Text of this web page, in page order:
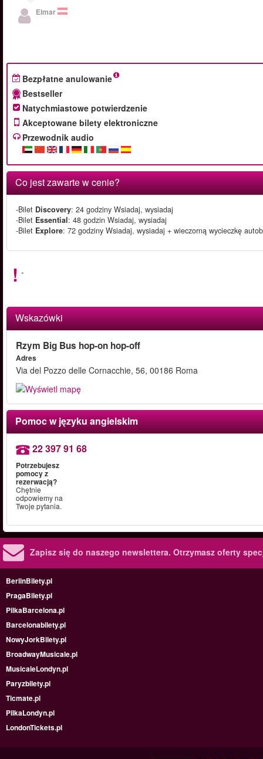
Elmar
Bezpłatne anulowanie
Bestseller
Natychmiastowe potwierdzenie
Akceptowane bilety elektroniczne
Przewodnik audio
Co jest zawarte w cenie?
-Bilet Discovery: 24 godziny Wsiadaj, wysiadaj
-Bilet Essential: 48 godzin Wsiadaj, wysiadaj
-Bilet Explore: 72 godziny Wsiadaj, wysiadaj + wieczorną wycieczkę
-
Wskazówki
Rzym Big Bus hop-on hop-off
Adres
Via del Pozzo delle Cornacchie, 56, 00186 Roma
Pomoc w języku angielskim
22 397 91 68
Potrzebujesz
pomocy z
rezerwacją?
Chętnie
odpowiemy na
Twoje pytania.
Zapisz się do naszego newslettera. Otrzymasz oferty
BerlinBilety.pl
PragaBilety.pl
PilkaBarcelona.pl
Barcelonabilety.pl
NowyJorkBilety.pl
BroadwayMusicale.pl
MusicaleLondyn.pl
Paryzbilety.pl
Ticmate.pl
PilkaLondyn.pl
LondonTickets.pl